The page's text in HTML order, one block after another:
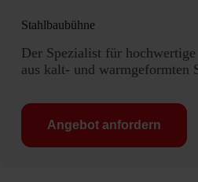
Stahlbaubühne
Der Spezialist für
aus kalt- und warmgeformten
Angebot anfordern